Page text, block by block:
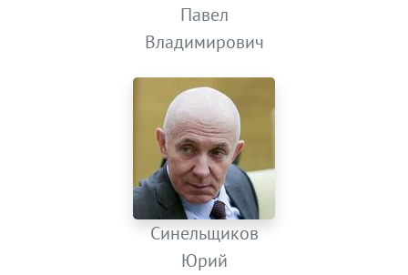
Павел
Владимирович
Синельщиков
Юрий